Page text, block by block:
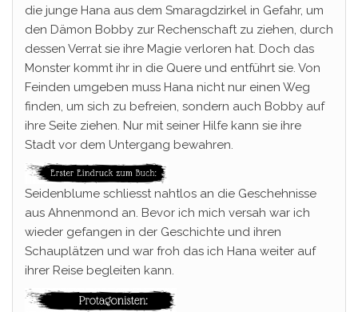
die junge Hana aus dem Smaragdzirkel in Gefahr, um
den Dämon Bobby zur Rechenschaft zu ziehen, durch
dessen Verrat sie ihre Magie verloren hat. Doch das
Monster kommt ihr in die Quere und entführt sie. Von
Feinden umgeben muss Hana nicht nur einen Weg
finden, um sich zu befreien, sondern auch Bobby auf
ihre Seite ziehen. Nur mit seiner Hilfe kann sie ihre
Stadt vor dem Untergang bewahren.
Seidenblume schliesst nahtlos an die Geschehnisse
aus Ahnenmond an. Bevor ich mich versah war ich
wieder gefangen in der Geschichte und ihren
Schauplätzen und war froh das ich Hana weiter auf
ihrer Reise begleiten kann.